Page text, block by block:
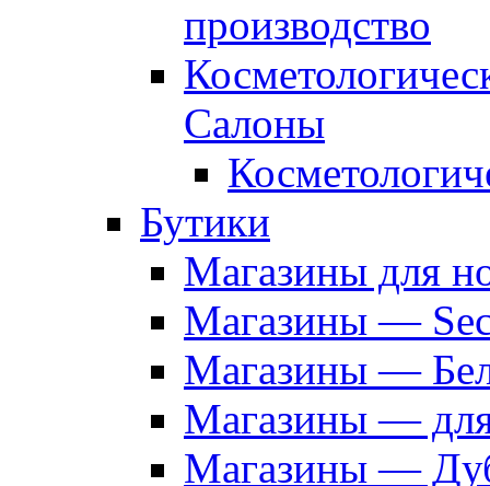
производство
Салоны
Бутики
Магазины для
Магазины —
Магазины —
Магазины —
Магазины —